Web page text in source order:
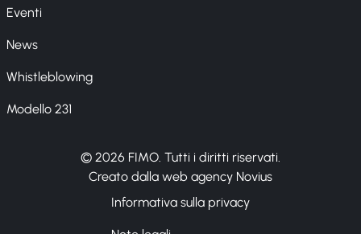
Eventi
News
Whistleblowing
Modello 231
© 2026 FIMO. Tutti i diritti riservati.
Creato dalla web agency Novius
Informativa sulla privacy